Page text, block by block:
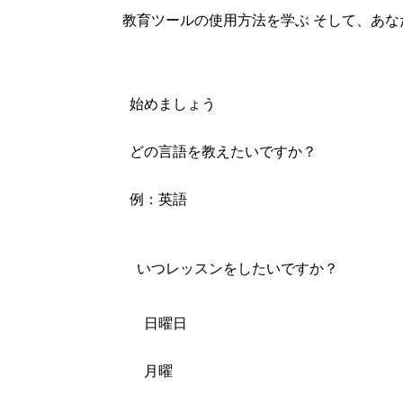
教育ツールの使用方法を学ぶ そして、あな
始めましょう
どの言語を教えたいですか？
例：英語
いつレッスンをしたいですか？
日曜日
月曜